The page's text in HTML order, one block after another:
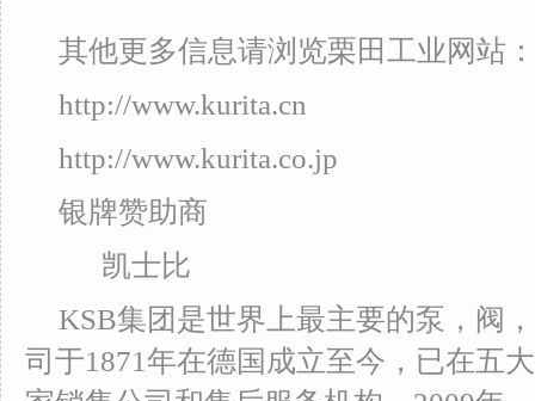
其他更多信息请浏览栗田工业网站：
http://www.kurita.cn
http://www.kurita.co.jp
银牌赞助商
凯士比
KSB集团是世界上最主要的泵，阀
司于1871年在德国成立至今，已在五